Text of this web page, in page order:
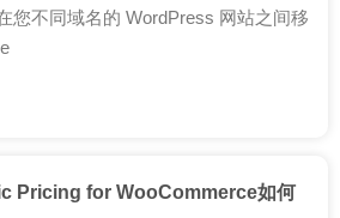
您不同域名的 WordPress 网站之间移
Pricing for WooCommerce如何